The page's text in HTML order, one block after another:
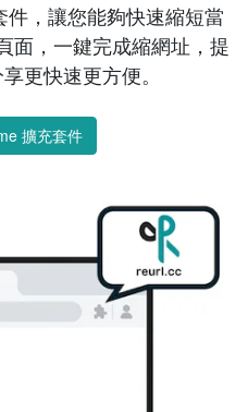
，讓您能夠快速縮短當
面，一鍵完成縮網址，提
更快速更方便。
擴充套件